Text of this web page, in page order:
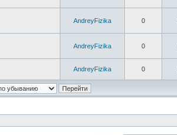
AndreyFizika 0
AndreyFizika 0
AndreyFizika 0